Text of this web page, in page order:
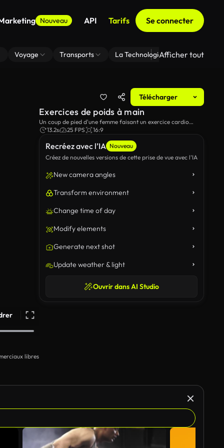
Nouveau API Tarifs Se connecter
Voyage Transports La Technologie Zoom En
Afficher tout
Télécharger
libres
Recréez avec l’IA Nouveau
Créez de nouvelles versions de cette prise de vue avec l’IA
New camera angles
Transform environment
Change time of day
Modify elements
Generate next shot
Update weather & light
Ouvrir dans AI Studio
Exercices de poids à main
Un coup de pied d'une femme faisant un exercice cardio
impliquant des poids portatifs.
13.2s 25 FPS 16:9